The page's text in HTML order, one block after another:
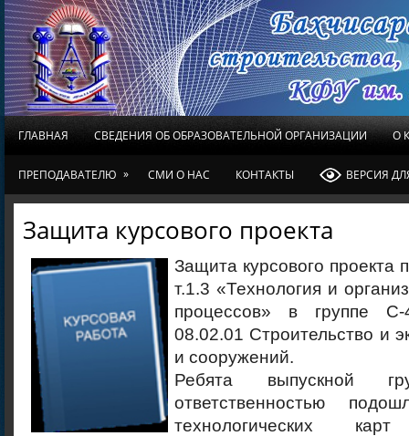
ГЛАВНАЯ СВЕДЕНИЯ ОБ ОБРАЗОВАТЕЛЬНОЙ ОРГАНИЗАЦИИ О
ПРЕПОДАВАТЕЛЮ » СМИ О НАС КОНТАКТЫ ВЕРСИЯ
Защита курсового проекта
Защита курсового
т.1.3 «Технология и
процессов» в группе С-
08.02.01 Строительство и
и сооружений.
Ребята выпускной
ответственностью
технологических